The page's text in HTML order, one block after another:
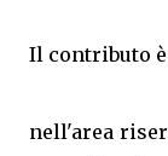
Il contributo
nell'area